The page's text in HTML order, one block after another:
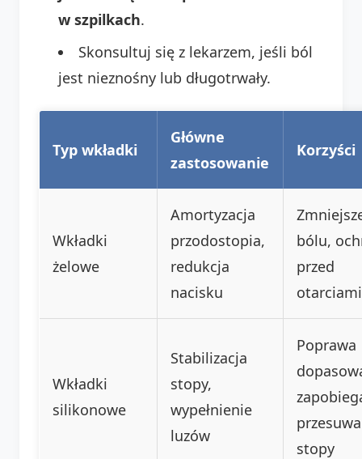
w szpilkach.
Skonsultuj się z lekarzem, jeśli ból
jest nieznośny lub długotrwały.
Typ wkładki
Główne
zastosowanie
Korzyści
Wkładki
żelowe
Amortyzacja
przodostopia,
redukcja
nacisku
bólu,
przed
otarciami
Wkładki
silikonowe
Stabilizacja
stopy,
wypełnienie
luzów
Poprawa
stopy